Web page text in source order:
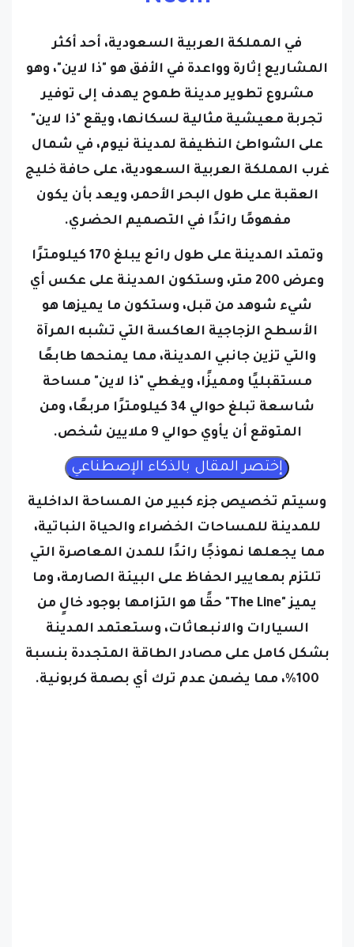
المشاريع إثارة وواعدة في الأفق هو "ذا لاين"، وهو
مشروع تطوير مدينة طموح يهدف إلى توفير
تجربة معيشية مثالية لسكانها، ويقع "ذا لاين"
على الشواطئ النظيفة لمدينة نيوم، في شمال
غرب المملكة العربية السعودية، على حافة خليج
العقبة على طول البحر الأحمر، ويعد بأن يكون
مفهومًا رائدًا في التصميم الحضري.
وتمتد المدينة على طول رائع يبلغ 170 كيلومترًا
وعرض 200 متر، وستكون المدينة على عكس أي
شيء شوهد من قبل، وستكون ما يميزها هو
الأسطح الزجاجية العاكسة التي تشبه المرآة
والتي تزين جانبي المدينة، مما يمنحها طابعًا
مستقبليًا ومميزًا، ويغطي "ذا لاين" مساحة
شاسعة تبلغ حوالي 34 كيلومترًا مربعًا، ومن
المتوقع أن يأوي حوالي 9 ملايين شخص.
وسيتم تخصيص جزء كبير من المساحة الداخلية
للمدينة للمساحات الخضراء والحياة النباتية،
مما يجعلها نموذجًا رائدًا للمدن المعاصرة التي
تلتزم بمعايير الحفاظ على البيئة الصارمة، وما
يميز "The Line" حقًا هو التزامها بوجود خالٍ من
السيارات والانبعاثات، وستعتمد المدينة
بشكل كامل على مصادر الطاقة المتجددة بنسبة
100%، مما يضمن عدم ترك أي بصمة كربونية.